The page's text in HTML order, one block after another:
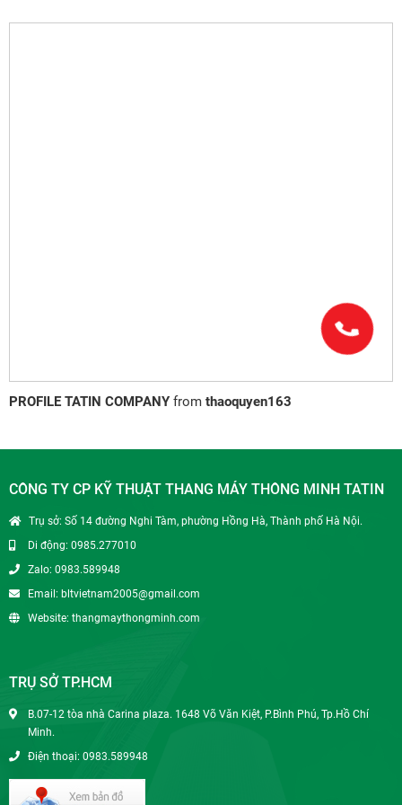
PROFILE TATIN COMPANY from thaoquyen163
CÔNG TY CP KỸ THUẬT THANG MÁY THÔNG MINH TATIN
Trụ sở: Số 14 đường Nghi Tàm, phường Hồng Hà, Thành phố Hà Nội.
Di động: 0985.277010
Zalo: 0983.589948
Email: bltvietnam2005@gmail.com
Website: thangmaythongminh.com
TRỤ SỞ TP.HCM
B.07-12 tòa nhà Carina plaza. 1648 Võ Văn Kiệt, P.Bình Phú, Tp.Hồ Chí
Minh.
Điện thoại: 0983.589948